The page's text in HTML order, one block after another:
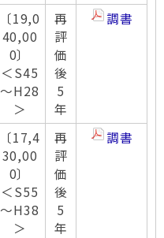
〔19,0
40,00
0〕
＜S45
～H28
＞
再
評
価
後
5
年
調書
〔17,4
30,00
0〕
＜S55
～H38
＞
再
評
価
後
5
年
調書